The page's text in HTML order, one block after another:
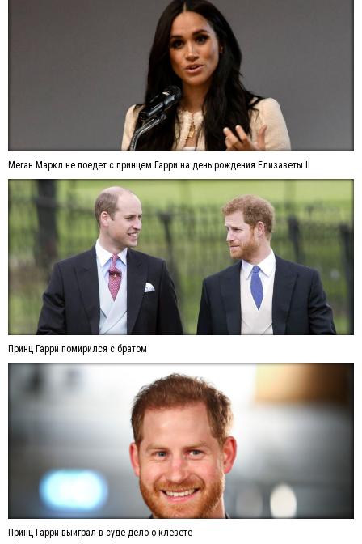
Меган Маркл не поедет с принцем Гарри на день рождения Елизаветы II
Принц Гарри помирился с братом
Принц Гарри выиграл в суде дело о клевете